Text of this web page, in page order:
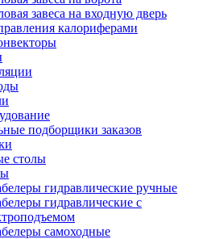
завеса на входную дверь
калориферами
подборщики заказов
столы
гидравлические ручные
гидравлические с
самоходные